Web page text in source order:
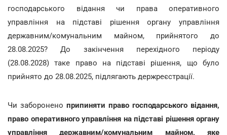
господарського відання чи права оперативного
управління на підставі рішення органу управління
державним/комунальним майном, прийнятого до
28.08.2025? До закінчення перехідного періоду
(28.08.2028) таке право на підставі рішення, що було
прийнято до 28.08.2025, підлягають держреєстрації.
Чи заборонено припиняти право господарського відання,
право оперативного управління на підставі рішення органу
управління державним/комунальним майном, яке